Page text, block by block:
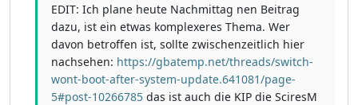
EDIT: Ich plane heute Nachmittag nen Beitrag
dazu, ist ein etwas komplexeres Thema. Wer
davon betroffen ist, sollte zwischenzeitlich hier
nachsehen: https://gbatemp.net/threads/switch-
wont-boot-after-system-update.641081/page-
5#post-10266785 das ist auch die KIP die SciresM